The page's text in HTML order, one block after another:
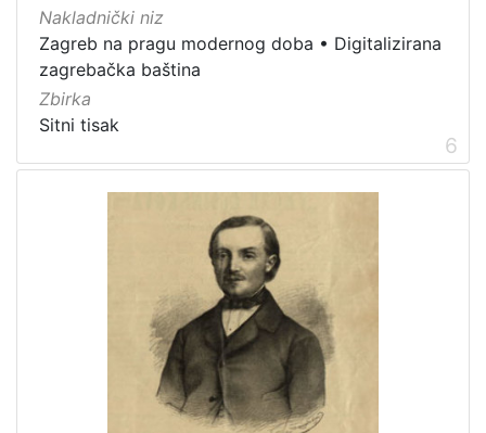
Nakladnički niz
Zagreb na pragu modernog doba • Digitalizirana
zagrebačka baština
Zbirka
Sitni tisak
6